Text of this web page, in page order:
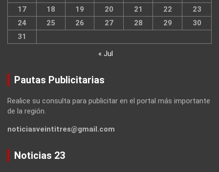
17
18 19 20 21 22
23
24
25 26 27 28 29
30
31
« Jul
Pautas Publicitarias
Realice su consulta para publicitar en el portal más importante
de la región.
noticiasveintitres@gmail.com
Noticias 23